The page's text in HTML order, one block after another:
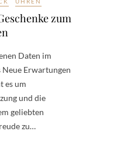
zum
Daten im
Neue Erwartungen
es um
und die
geliebten
zu…